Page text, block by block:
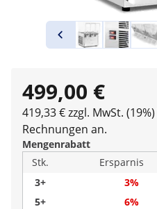
499,00 €
419,33 € zzgl. MwSt. (19%)
Rechnungen an.
Mengenrabatt
Stk.
Ersparnis
3+
3%
5+
6%